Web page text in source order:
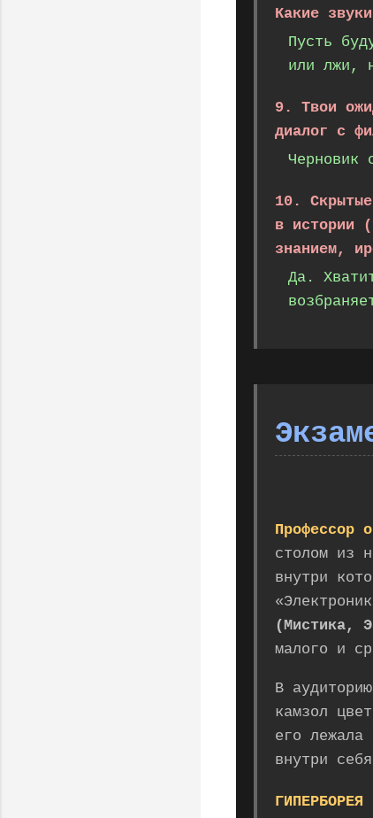
Какие
Пусть
или лжи,
9. Твои
диалог с
Черновик
10.
в истории
знанием,
Да.
Профессор
столом из
внутри
(Мистика,
малого и
В
камзол
его лежала
внутри
ГИПЕРБОРЕЯ